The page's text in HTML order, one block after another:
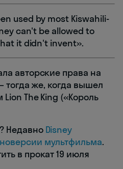
used by most Kiswahili-
can't be allowed to
it didn't invent».
авторские права на
тогда же, когда вышел
The King («Король
Недавно Disney
мультфильма.
в прокат 19 июля